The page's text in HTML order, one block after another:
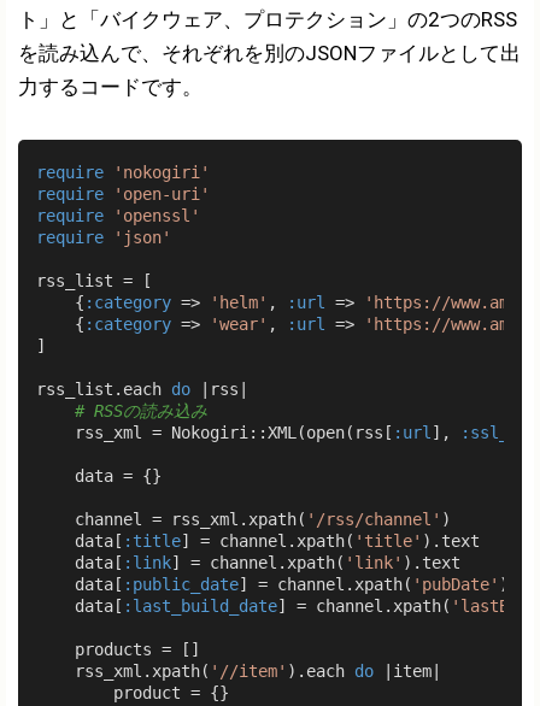
ト」と「バイクウェア、プロテクション」の2つのRSS
を読み込んで、それぞれを別のJSONファイルとして出
力するコードです。
require
'nokogiri'
require
'open-uri'
require
'openssl'
require
'json'
rss_list = [
    {
:category => 'helm' , :url =>
'https://
    {
:category => 'wear' , :url =>
'https://
]
rss_list.each do
|rss|
# RSSの読み込み
    rss_xml = Nokogiri::XML(open(rss[
:url ],
    data = {}
    channel = rss_xml.xpath(
'/rss/channel' )
    data[
:title] = channel.xpath( 'title' ).text
    data[
:link] = channel.xpath( 'link' ).text
    data[
:public_date] = channel.xpath( 'pubDate'
    data[
:last_build_date] = channel.xpath(
    products = []
    rss_xml.xpath(
'//item' ).each do
|item|
        product = {}